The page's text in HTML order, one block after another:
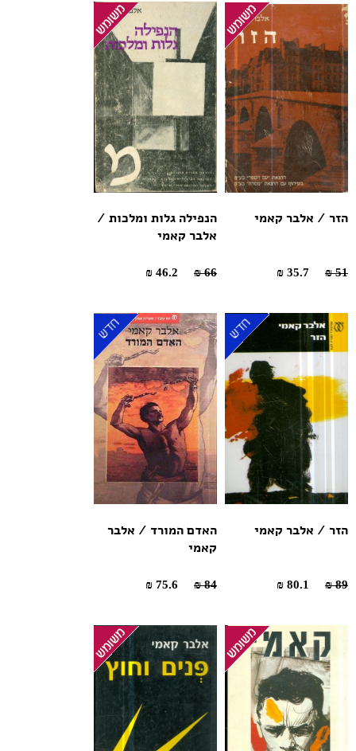
הזר / אלבר קאמי
51 ₪
הנפילה גלות ומלכות /
אלבר קאמי
66 ₪
הזר / אלבר קאמי
89 ₪
האדם המורד / אלבר
קאמי
84 ₪